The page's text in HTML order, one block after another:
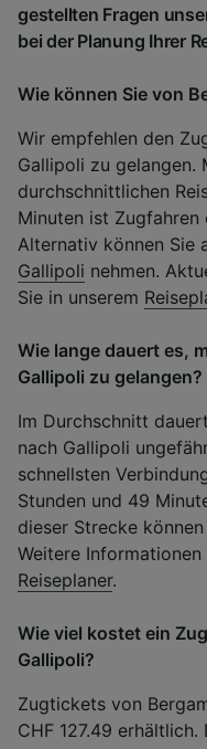
gestellten Fragen
bei der Planung Ihrer
Wie können Sie von
Wir empfehlen den
Gallipoli zu gelangen.
durchschnittlichen
Minuten ist
Alternativ können Sie
Gallipoli nehmen.
Sie in unserem
Wie lange dauert es,
Gallipoli zu gelangen?
Im Durchschnitt
nach Gallipoli
schnellsten
Stunden und 49
dieser Strecke
Weitere
Reiseplaner.
Wie viel kostet ein
Gallipoli?
Zugtickets von
CHF 127.49